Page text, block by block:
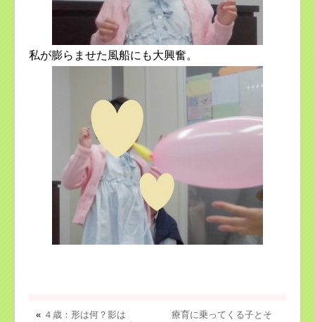
私が膨らませた風船にも大興奮。
« ４歳：形は何？影は
療育に乗ってくる子とそ